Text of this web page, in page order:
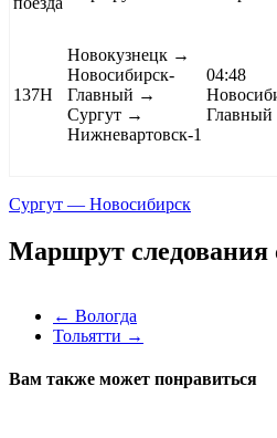
137Н
Новокузнецк →
Новосибирск-
Главный →
Сургут →
Нижневартовск-1
04:48
Главный
Сургут — Новосибирск
Маршрут следования
← Вологда
Тольятти →
Вам также может понравиться